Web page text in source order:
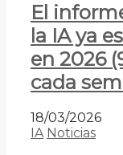
El
la IA ya
en 2026
cada
18/03/2026
IA Noticias